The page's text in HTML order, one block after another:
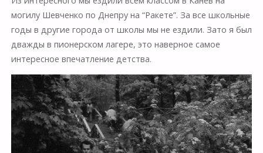
могилу Шевченко по Днепру на “Ракете”. За все школьные
годы в другие города от школы мы не ездили. Зато я был
дважды в пионерском лагере, это наверное самое
интересное впечатление детства.